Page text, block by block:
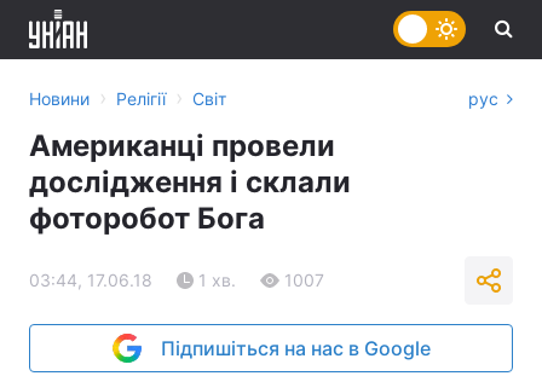
Новини › Релігії › Світ рус
Американці провели
дослідження і склали
фоторобот Бога
03:44, 17.06.18 1 хв. 1007
Підпишіться на нас в Google